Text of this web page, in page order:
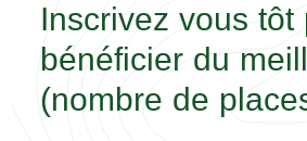
Inscrivez vous tôt
bénéficier du
(nombre de